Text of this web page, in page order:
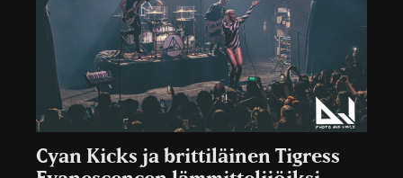
Cyan Kicks ja brittiläinen Tigress